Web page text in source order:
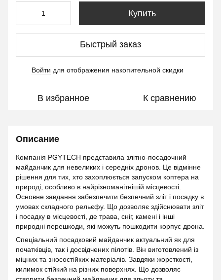
Купить
Быстрый заказ
Войти для отображения накопительной скидки
В избранное К сравнению
Описание
Компанія PGYTECH представила злітно-посадочний
майданчик для невеликих і середніх дронов. Це відмінне
рішення для тих, хто захоплюється запуском коптера на
природі, особливо в найрізноманітнішій місцевості.
Основне завдання забезпечити безпечний зліт і посадку в
умовах складного рельєфу. Що дозволяє здійснювати зліт
і посадку в місцевості, де трава, сніг, камені і інші
природні перешкоди, які можуть пошкодити корпус дрона.
Спеціальний посадковий майданчик актуальний як для
початківців, так і досвідчених пілотів. Він виготовлений із
міцних та зносостійких матеріалів. Завдяки жорсткості,
килимок стійкий на різних поверхнях. Що дозволяє